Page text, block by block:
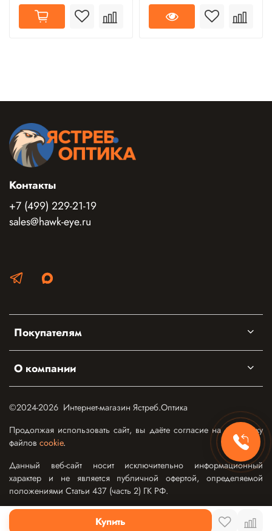
Купить
Покупателям
О компании
Контакты
+7 (499) 229-21-19
sales@hawk-eye.ru
©2024-2026 Интернет-магазин Ястреб.Оптика
Продолжая использовать сайт, вы даёте согласие на обработку
файлов cookie.
Данный веб-сайт носит исключительно информационный
характер и не является публичной офертой, определяемой
положениями Статьи 437 (часть 2) ГК РФ.